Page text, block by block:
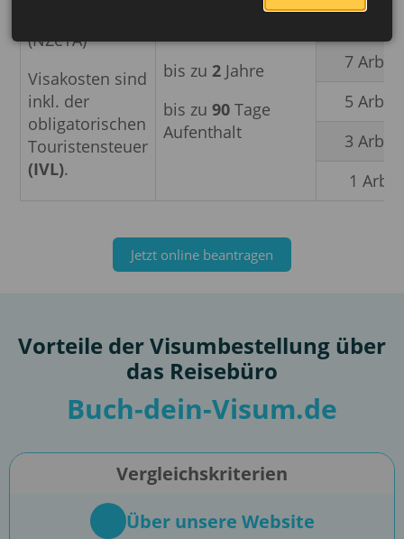
(NZeTA)
Visakosten sind
inkl. der
obligatorischen
Touristensteuer
(IVL).
bis zu 2 Jahre
bis zu 90 Tage
Aufenthalt
7
5
3
1
Jetzt online beantragen
Vorteile der Visumbestellung über
das Reisebüro
Buch-dein-Visum.de
Vergleichskriterien
Über unsere Website